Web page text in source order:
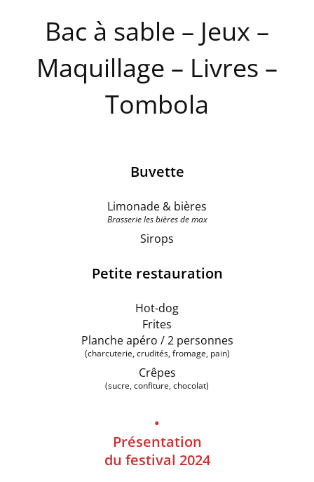
Bac à sable – Jeux –
Maquillage – Livres –
Tombola
Buvette
Limonade & bières
Brasserie les bières de max
Sirops
Petite restauration
Hot-dog
Frites
Planche apéro / 2 personnes
(charcuterie, crudités, fromage, pain)
Crêpes
(sucre, confiture, chocolat)
•
Présentation
du festival 2024